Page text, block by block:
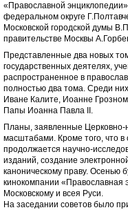
«Православной
федеральном округе
Московской городской думы
правительстве Москвы
Представленные два новых
государственных деятелях,
распространенное в
полностью два тома. Среди
Иване Калите, Иоанне
Папы Иоанна Павла II.
Планы, заявленные Церковно-
масштабами. Кроме того, что
продолжается научно-
изданий, создание
каноническому праву. Осенью
кинокомпании «Православная
Московскому и всея Руси.
На заседании советов было